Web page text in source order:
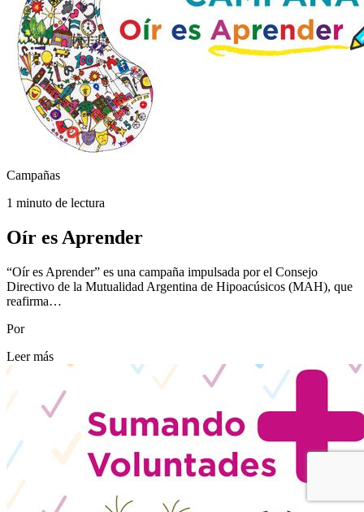
Campañas
1 minuto de lectura
Oír es Aprender
“Oír es Aprender” es una campaña impulsada por el Consejo
Directivo de la Mutualidad Argentina de Hipoacúsicos (MAH), que
reafirma…
Por
Leer más